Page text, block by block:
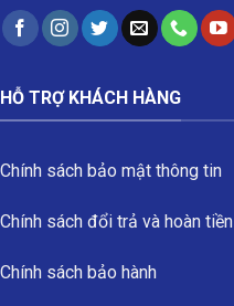
HỖ TRỢ KHÁCH HÀNG
Chính sách bảo mật thông tin
Chính sách đổi trả và hoàn tiền
Chính sách bảo hành